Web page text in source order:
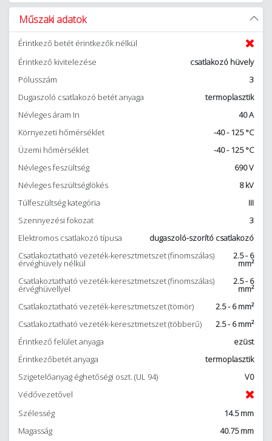
Műszaki adatok
Érintkező betét érintkezők nélkül
Érintkező kivitelezése
csatlakozó hüvely
Pólusszám
3
Dugaszoló csatlakozó betét anyaga
termoplasztik
Névleges áram In
40 A
Környezeti hőmérséklet
-40 - 125 °C
Üzemi hőmérséklet
-40 - 125 °C
Névleges feszültség
690 V
Névleges feszültséglökés
8 kV
Túlfeszültség kategória
III
Szennyezési fokozat
3
Elektromos csatlakozó típusa
dugaszoló-szorító csatlakozó
Csatlakoztatható vezeték-keresztmetszet (finomszálas)
érvéghüvely nélkül
2.5 - 6
mm²
Csatlakoztatható vezeték-keresztmetszet (finomszálas)
érvéghüvellyel
2.5 - 6
mm²
Csatlakoztatható vezeték-keresztmetszet (tömör)
2.5 - 6 mm²
Csatlakoztatható vezeték-keresztmetszet (többerű)
2.5 - 6 mm²
Érintkező felület anyaga
ezüst
Érintkezőbetét anyaga
termoplasztik
Szigetelőanyag éghetőségi oszt. (UL 94)
V0
Védővezetővel
Szélesség
14.5 mm
Magasság
40.75 mm